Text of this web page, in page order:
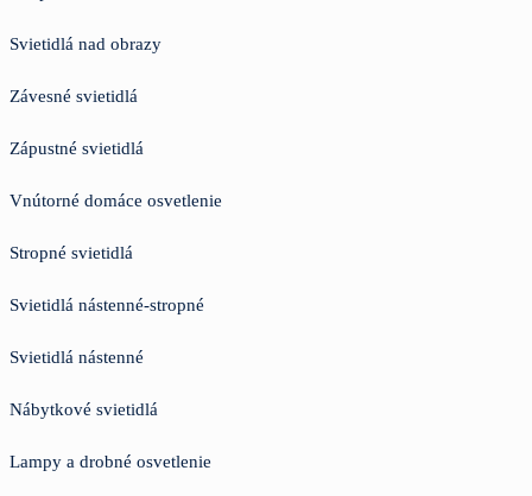
Svietidlá nad obrazy
Závesné svietidlá
Zápustné svietidlá
Vnútorné domáce osvetlenie
Stropné svietidlá
Svietidlá nástenné-stropné
Svietidlá nástenné
Nábytkové svietidlá
Lampy a drobné osvetlenie